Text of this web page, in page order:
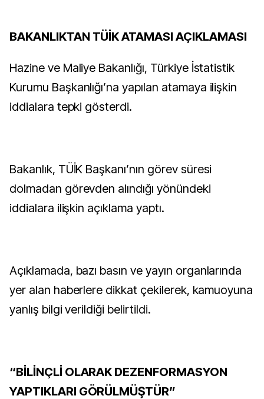
BAKANLIKTAN TÜİK ATAMASI AÇIKLAMASI
Hazine ve Maliye Bakanlığı, Türkiye İstatistik
Kurumu Başkanlığı’na yapılan atamaya ilişkin
iddialara tepki gösterdi.
Bakanlık, TÜİK Başkanı’nın görev süresi
dolmadan görevden alındığı yönündeki
iddialara ilişkin açıklama yaptı.
Açıklamada, bazı basın ve yayın organlarında
yer alan haberlere dikkat çekilerek, kamuoyuna
yanlış bilgi verildiği belirtildi.
“BİLİNÇLİ OLARAK DEZENFORMASYON
YAPTIKLARI GÖRÜLMÜŞTÜR”